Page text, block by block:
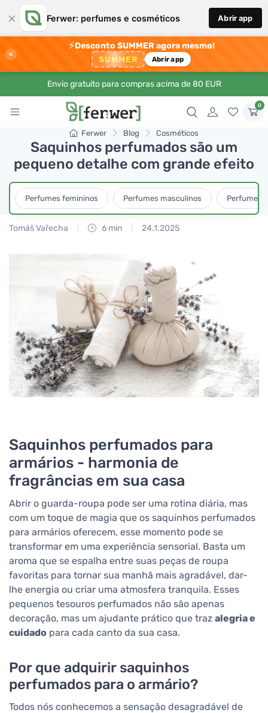
× Ferwer: perfumes e cosméticos Abrir app
×
⚡Desconto SUMMER agora mesmo!
SUMMER Abrir app
Envio gratuito para compras acima de 80 EUR
0
Ferwer Blog Cosméticos
Saquinhos perfumados são um
pequeno detalhe com grande efeito
Perfumes femininos Perfumes masculinos Perfumes
Tomáš Vařecha 6 min 24.1.2025
Saquinhos perfumados para
armários - harmonia de
fragrâncias em sua casa
Abrir o guarda-roupa pode ser uma rotina diária, mas
com um toque de magia que os saquinhos perfumados
para armários oferecem, esse momento pode se
transformar em uma experiência sensorial. Basta um
aroma que se espalha entre suas peças de roupa
favoritas para tornar sua manhã mais agradável, dar-
lhe energia ou criar uma atmosfera tranquila. Esses
pequenos tesouros perfumados não são apenas
decoração, mas um ajudante prático que traz alegria e
cuidado para cada canto da sua casa.
Por que adquirir saquinhos
perfumados para o armário?
Todos nós conhecemos a sensação desagradável de